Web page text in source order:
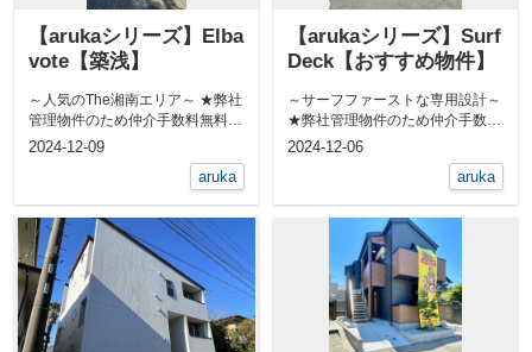
【arukaシリーズ】Elba
vote【築浅】
～人気のThe湘南エリア～ ★弊社
管理物件のため仲介手数料無料★
敷地内に屋外シャワー付...
2024-12-09
aruka
【arukaシリーズ】Surf
Deck【おすすめ物件】
～サーフファーストな専用設計～
★弊社管理物件のため仲介手数料
無料★ 敷地内に屋外シャワ...
2024-12-06
aruka